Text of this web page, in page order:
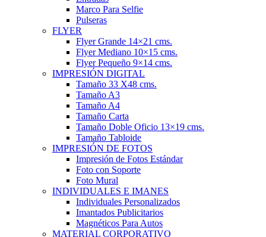
Marco Para Selfie
Pulseras
FLYER
Flyer Grande 14×21 cms.
Flyer Mediano 10×15 cms.
Flyer Pequeño 9×14 cms.
IMPRESIÓN DIGITAL
Tamaño 33 X48 cms.
Tamaño A3
Tamaño A4
Tamaño Carta
Tamaño Doble Oficio 13×19 cms.
Tamaño Tabloide
IMPRESIÓN DE FOTOS
Impresión de Fotos Estándar
Foto con Soporte
Foto Mural
INDIVIDUALES E IMANES
Individuales Personalizados
Imantados Publicitarios
Magnéticos Para Autos
MATERIAL CORPORATIVO